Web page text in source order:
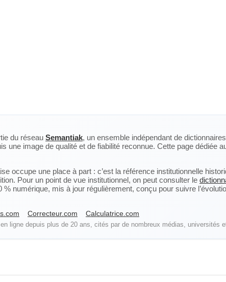
du réseau Semantiak, un ensemble indépendant de
une image de qualité et de fiabilité reconnue. Cette page dédiée
occupe une place à part : c’est la référence institutionnelle
Pour un point de vue institutionnel, on peut consulter le
numérique, mis à jour régulièrement, conçu pour suivre
Correcteur.com Calculatrice.com
ligne depuis plus de 20 ans, cités par de nombreux médias, universités